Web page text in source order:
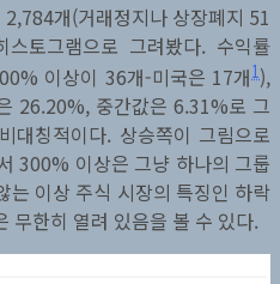
개(거래정지나 상장폐지 51
토그램으로 그려봤다. 수익률
이상이 36개-미국은 17개1 ),
26.20%, 중간값은 6.31%로 그
대칭적이다. 상승쪽이 그림으로
300% 이상은 그냥 하나의 그룹
는 이상 주식 시장의 특징인 하락
무한히 열려 있음을 볼 수 있다.